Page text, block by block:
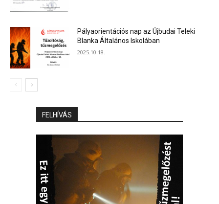
Pályaorientációs nap az Újbudai Teleki
Blanka Általános Iskolában
2025.10.18.
FELHÍVÁS